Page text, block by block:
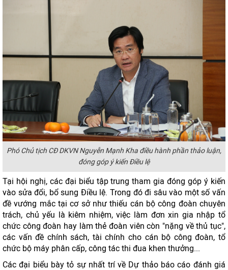
Phó Chủ tịch CĐ DKVN Nguyễn Mạnh Kha điều hành phần thảo luận,
đóng góp ý kiến Điều lệ
Tại hội nghị, các đại biểu tập trung tham gia đóng góp ý kiến
vào sửa đổi, bổ sung Điều lệ. Trong đó đi sâu vào một số vấn
đề vướng mắc tại cơ sở như thiếu cán bộ công đoàn chuyên
trách, chủ yếu là kiêm nhiệm, việc làm đơn xin gia nhập tổ
chức công đoàn hay làm thẻ đoàn viên còn "nặng về thủ tục",
các vấn đề chính sách, tài chính cho cán bộ công đoàn, tổ
chức bộ máy phân cấp, công tác thi đua khen thưởng...
Các đại biểu bày tỏ sự nhất trí về Dự thảo báo cáo đánh giá